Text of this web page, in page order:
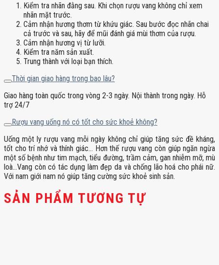
Kiểm tra nhãn đằng sau. Khi chọn rượu vang không chỉ xem
nhãn mặt trước.
Cảm nhận hương thơm từ khứu giác. Sau bước đọc nhãn chai
cả trước và sau, hãy để mũi đánh giá mùi thơm của rượu.
Cảm nhận hương vị từ lưỡi.
Kiểm tra năm sản xuất.
Trung thành với loại bạn thích.
Thời gian giao hàng trong bao lâu?
Giao hàng toàn quốc trong vòng 2-3 ngày. Nội thành trong ngày. Hỗ
trợ 24/7
Rượu vang uống nó có tốt cho sức khoẻ không?
Uống một ly rượu vang mỗi ngày không chỉ giúp tăng sức đề kháng,
tốt cho trí nhớ và thính giác… Hơn thế rượu vang còn giúp ngăn ngừa
một số bệnh như tim mạch, tiểu đường, trầm cảm, gan nhiễm mỡ, mù
loà…Vang còn có tác dụng làm đẹp da và chống lão hoá cho phái nữ.
Với nam giới nam nó giúp tăng cường sức khoẻ sinh sản.
SẢN PHẨM TƯƠNG TỰ